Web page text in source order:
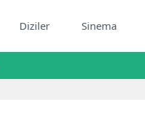
Diziler Sinema